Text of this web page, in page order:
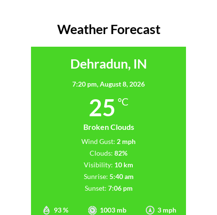
Weather Forecast
Dehradun, IN
7:20 pm,August 8, 2026
25 °C
Broken Clouds
93 % 1003 mb 3 mph
Wind Gust: 2 mph
Clouds: 82%
Visibility: 10 km
Sunrise: 5:40 am
Sunset: 7:06 pm